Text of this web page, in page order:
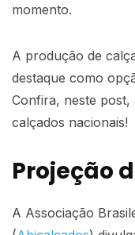
momento.
A produção de
destaque como
Confira, neste post,
calçados nacionais!
Projeção
A Associação